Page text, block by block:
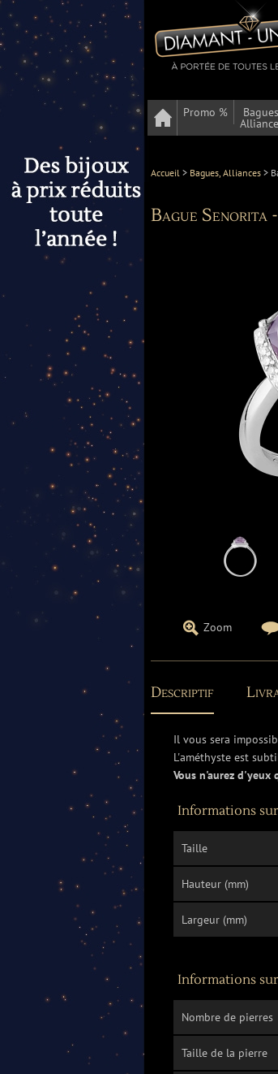
Promo %
Accueil > Bagues, Alliances >
Bague Senorita
Zoom
Descriptif
Il vous sera
L'améthyste est
Vous n'aurez d'yeux
Informations
Taille
Hauteur (mm)
Largeur (mm)
Informations
Nombre de pierres
Taille de la pierre